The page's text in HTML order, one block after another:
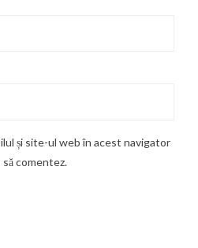
și site-ul web în acest navigator
comentez.